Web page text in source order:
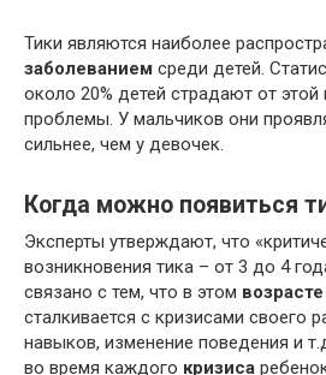
Тики являются наиболее
заболеванием среди детей.
около 20% детей страдают от этой
проблемы. У мальчиков они
сильнее, чем у девочек.
Когда можно появиться
Эксперты утверждают, что
возникновения тика – от 3 до 4
связано с тем, что в этом возрасте
сталкивается с кризисами своего
навыков, изменение поведения и
во время каждого кризиса